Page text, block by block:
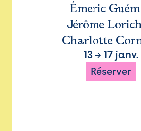
Émeric
Jérôme
Charlotte
13→ 17 janv.
Réserver